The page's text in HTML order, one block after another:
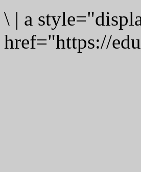
\ | a
href="https://